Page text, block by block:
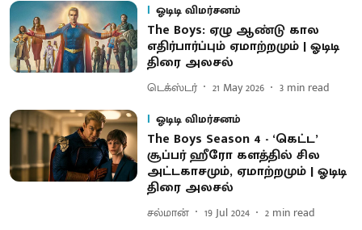
ஓடிடி விமர்சனம்
The Boys: ஏழு ஆண்டு கால
எதிர்பார்ப்பும் ஏமாற்றமும் | ஓடிடி
திரை அலசல்
டெக்ஸ்டர் 21 May 2026 3 min read
ஓடிடி விமர்சனம்
The Boys Season 4 - ‘கெட்ட’
சூப்பர் ஹீரோ களத்தில் சில
அட்டகாசமும், ஏமாற்றமும் | ஓடிடி
திரை அலசல்
சல்மான் 19 Jul 2024 2 min read